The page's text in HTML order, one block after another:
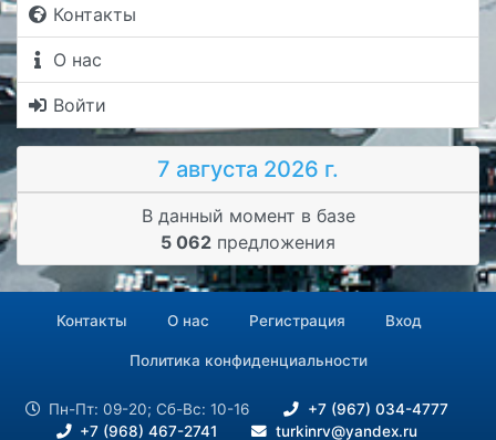
Контакты
О нас
Войти
7 августа 2026 г.
В данный момент в базе
5 062 предложения
Контакты О нас Регистрация Вход
Политика конфиденциальности
Пн-Пт: 09-20; Сб-Вс: 10-16
+7 (967) 034-4777
+7 (968) 467-2741
turkinrv@yandex.ru